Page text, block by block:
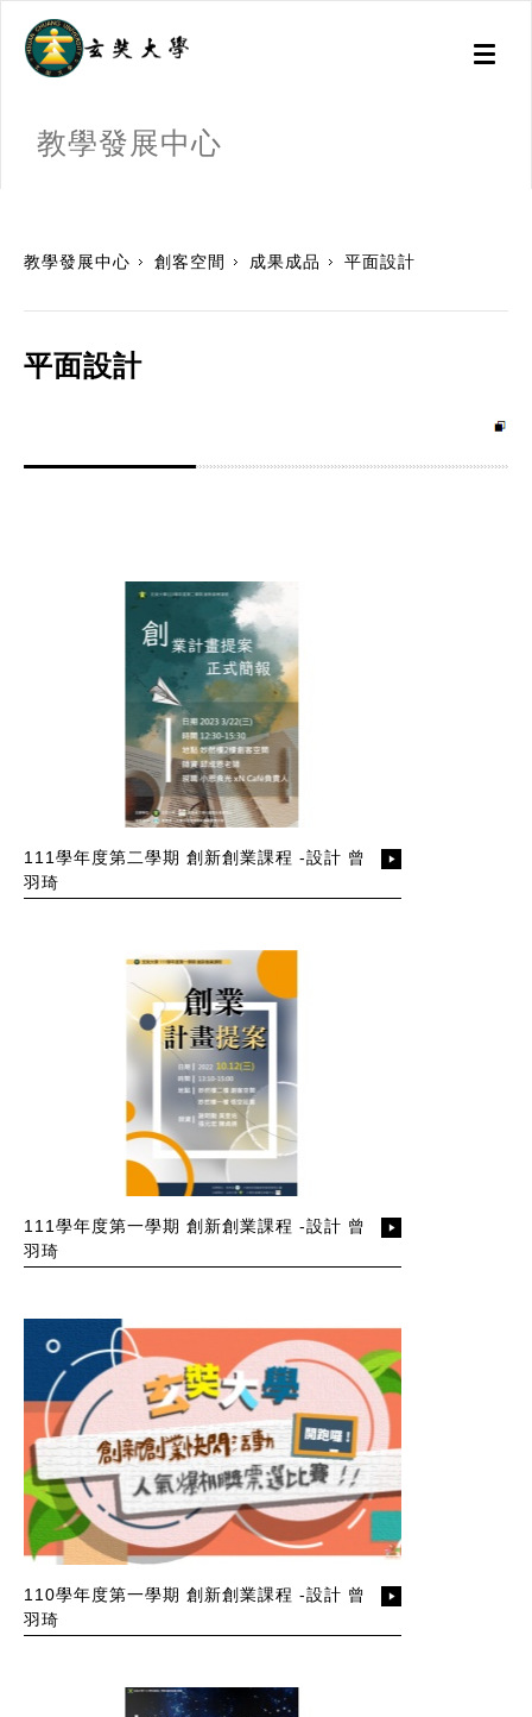
Toggle
教學發展中心
教學發展中心 創客空間 成果成品 平面設計
平面設計
111學年度第二學期 創新創業課程 -設計 曾
羽琦
111學年度第一學期 創新創業課程 -設計 曾
羽琦
110學年度第一學期 創新創業課程 -設計 曾
羽琦